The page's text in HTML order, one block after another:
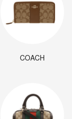
COACH